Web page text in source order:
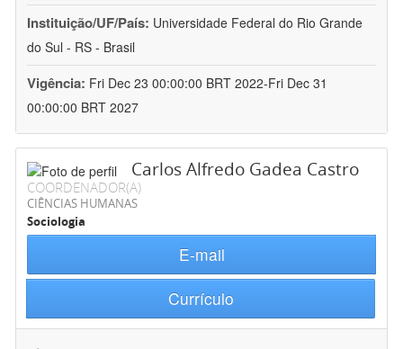
Instituição/UF/País: Universidade Federal do Rio Grande
do Sul - RS - Brasil
Vigência: Fri Dec 23 00:00:00 BRT 2022-Fri Dec 31
00:00:00 BRT 2027
Carlos Alfredo Gadea Castro
COORDENADOR(A)
CIÊNCIAS HUMANAS
Sociologia
E-mail
Currículo